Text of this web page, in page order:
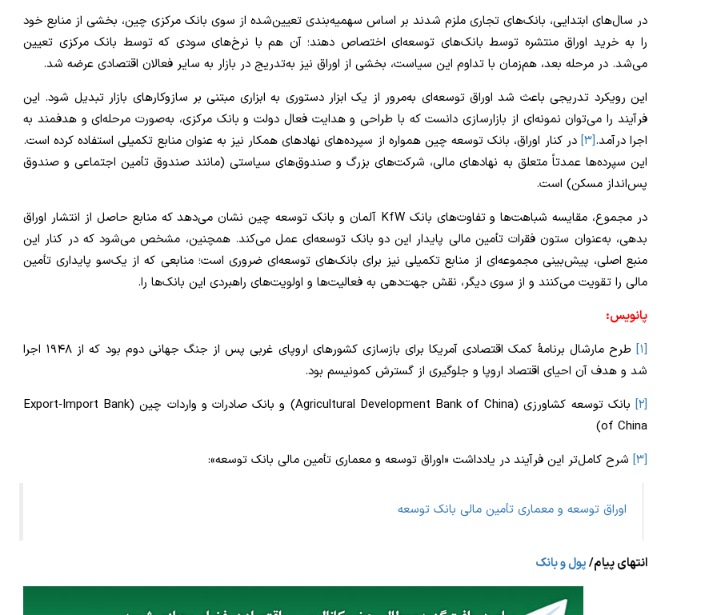
در سال‌های ابتدایی، بانک‌های تجاری ملزم شدند بر اساس سهمیه‌بندی تعیین‌شده از سوی بانک مرکزی چین، بخشی از منابع خود
را به خرید اوراق منتشره توسط بانک‌های توسعه‌ای اختصاص دهند؛ آن هم با نرخ‌های سودی که توسط بانک مرکزی تعیین
می‌شد. در مرحله بعد، هم‌زمان با تداوم این سیاست، بخشی از اوراق نیز به‌تدریج در بازار به سایر فعالان اقتصادی عرضه شد.
این رویکرد تدریجی باعث شد اوراق توسعه‌ای به‌مرور از یک ابزار دستوری به ابزاری مبتنی بر سازوکارهای بازار تبدیل شود. این
فرآیند را می‌توان نمونه‌ای از بازارسازی دانست که با طراحی و هدایت فعال دولت و بانک مرکزی، به‌صورت مرحله‌ای و هدفمند به
اجرا درآمد.[۳]
در کنار اوراق، بانک توسعه چین همواره از سپرده‌های نهادهای همکار نیز به عنوان منابع تکمیلی استفاده کرده است.
این سپرده‌ها عمدتاً متعلق به نهادهای مالی، شرکت‌های بزرگ و صندوق‌های سیاستی (مانند صندوق تأمین اجتماعی و صندوق
پس‌انداز مسکن) است.
در مجموع، مقایسه شباهت‌ها و تفاوت‌های بانک KfW آلمان و بانک توسعه چین نشان می‌دهد که منابع حاصل از انتشار اوراق
بدهی، به‌عنوان ستون فقرات تأمین مالی پایدار این دو بانک‌ توسعه‌ای عمل می‌کند. همچنین، مشخص می‌شود که در کنار این
منبع اصلی، پیش‌بینی مجموعه‌ای از منابع تکمیلی نیز برای بانک‌های توسعه‌ای ضروری است؛ منابعی که از یک‌سو پایداری تأمین
مالی را تقویت می‌کنند و از سوی دیگر، نقش جهت‌دهی به فعالیت‌ها و اولویت‌های راهبردی این بانک‌ها را.
پانویس:
[۱]
طرح مارشال برنامهٔ کمک اقتصادی آمریکا برای بازسازی کشورهای اروپای غربی پس از جنگ جهانی دوم بود که از ۱۹۴۸ اجرا
شد و هدف آن احیای اقتصاد اروپا و جلوگیری از گسترش کمونیسم بود.
[۲]
بانک توسعه کشاورزی (Agricultural Development Bank of China) و بانک صادرات و واردات چین (Export‑Import Bank
of China)
[۳]
شرح کامل‌تر این فرآیند در یادداشت «اوراق توسعه و معماری تأمین مالی بانک توسعه»:
اوراق توسعه و معماری تأمین مالی بانک توسعه
انتهای پیام/پول و بانک